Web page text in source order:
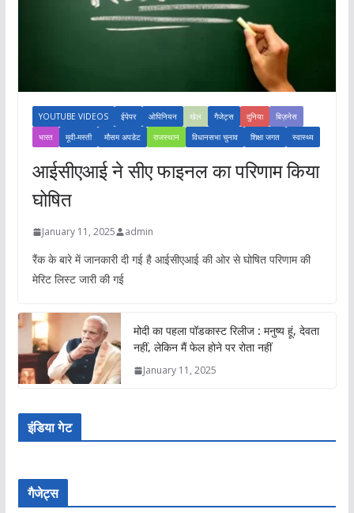
YOUTUBE VIDEOS ईपेपर ओपिनियन खेल गैजेट्स दुनिया
बिज़नेस
भारत
मूवी-मस्ती मौसम अपडेट राजस्थान विधानसभा चुनाव शिक्षा जगत स्वास्थ्य
आईसीएआई ने सीए फाइनल का परिणाम किया
घोषित
January 11, 2025 admin
रैंक के बारे में जानकारी दी गई है आईसीएआई की ओर से घोषित परिणाम की
मेरिट लिस्ट जारी की गई
मोदी का पहला पॉडकास्ट रिलीज : मनुष्य हूं, देवता
नहीं, लेकिन मैं फेल होने पर रोता नहीं
January 11, 2025
इंडिया गेट
गैजेट्स